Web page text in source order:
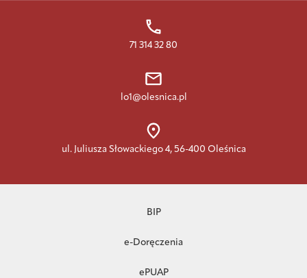
71 314 32 80
lo1@olesnica.pl
ul. Juliusza Słowackiego 4, 56-400 Oleśnica
BIP
e-Doręczenia
ePUAP